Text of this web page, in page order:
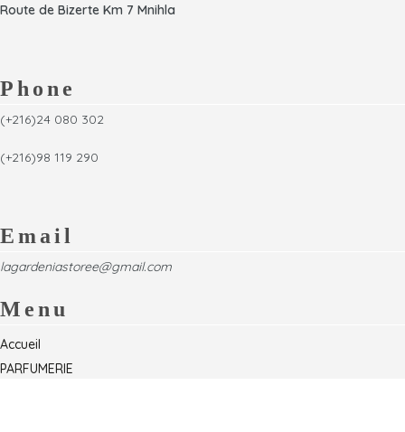
Route de Bizerte Km 7 Mnihla
Phone
(+216)24 080 302
(+216)98 119 290
Email
lagardeniastoree@gmail.com
Menu
Accueil
PARFUMERIE